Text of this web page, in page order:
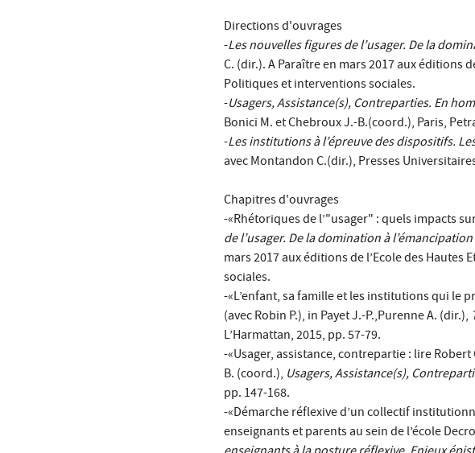
Directions d'ouvrages
-Les nouvelles figures de l’usager. De la
C. (dir.). A Paraître en mars 2017 aux éditions
Politiques et interventions sociales.
-Usagers, Assistance(s), Contreparties. En
Bonici M. et Chebroux J.-B.(coord.), Paris,
-Les institutions à l’épreuve des dispositifs.
avec Montandon C.(dir.), Presses
Chapitres d'ouvrages
-«Rhétoriques de l’"usager" : quels impacts
de l’usager. De la domination à l’émancipation
mars 2017 aux éditions de l’Ecole des
sociales.
-«L’enfant, sa famille et les institutions qui le
(avec Robin P.), in Payet J.-P.,Purenne A. (dir.),
L’Harmattan, 2015, pp. 57-79.
-«Usager, assistance, contrepartie : lire
B. (coord.), Usagers, Assistance(s),
pp. 147-168.
-«Démarche réflexive d’un collectif
enseignants et parents au sein de l’école